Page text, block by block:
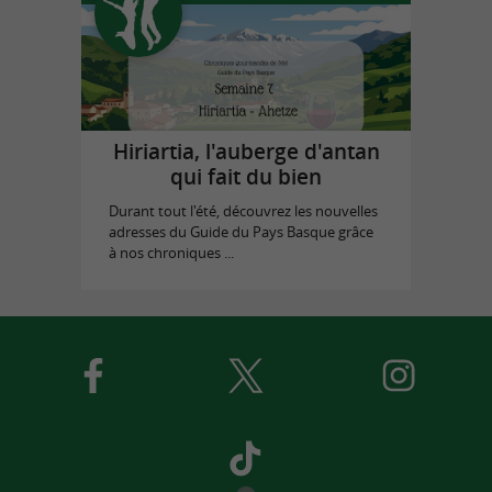
Hiriartia, l'auberge d'antan
qui fait du bien
Durant tout l'été, découvrez les nouvelles
adresses du Guide du Pays Basque grâce
à nos chroniques ...